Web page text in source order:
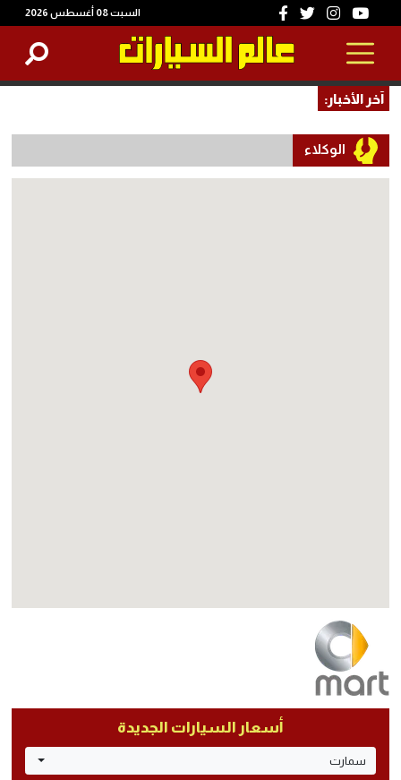
السبت 08 أغسطس 2026
آخر الأخبار:
الوكلاء
أسعار السيارات الجديدة
سمارت